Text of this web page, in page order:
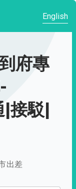
English
府專
接駁|
出差